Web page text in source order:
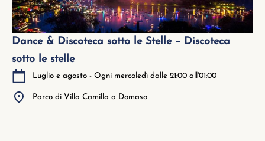
Dance & Discoteca sotto le Stelle – Discoteca
sotto le stelle
Luglio e agosto - Ogni mercoledì dalle 21:00 all'01:00
Parco di Villa Camilla a Domaso